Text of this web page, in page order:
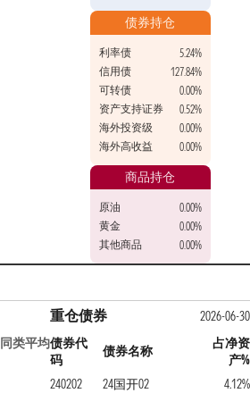
债券持仓
利率债
5.24%
信用债
127.84%
可转债
0.00%
资产支持证券
0.52%
海外投资级
0.00%
海外高收益
0.00%
商品持仓
原油
0.00%
黄金
0.00%
其他商品
0.00%
同类平均
重仓债券
2026-06-30
债券代
码
债券名称
占净资
产%
240202
24国开02
4.12%